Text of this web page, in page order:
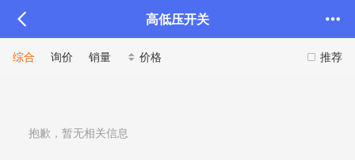
高低压开关
推荐
综合 询价 销量 价格
抱歉，暂无相关信息